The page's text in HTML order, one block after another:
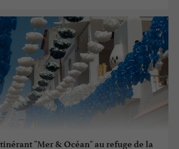
"Mer & Océan" au refuge de la